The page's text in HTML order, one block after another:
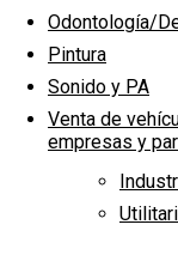
Odontología/
Pintura
Sonido y PA
Venta de
empresas y